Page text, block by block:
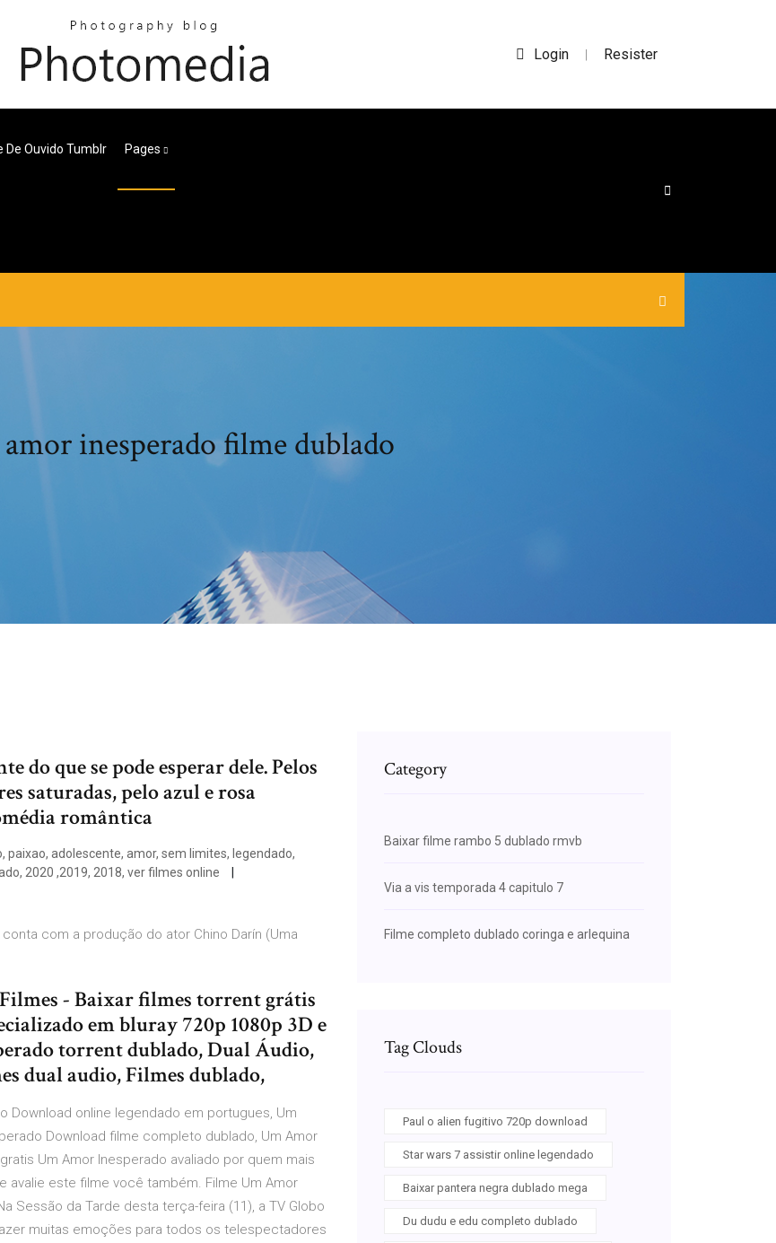
Login | Resister
De Ouvido Tumblr Pages
inesperado filme dublado
do que se pode esperar dele. Pelos
saturadas, pelo azul e rosa
romântica
adolescente, amor, sem limites, legendado,
2020 ,2019, 2018, ver filmes online
com a produção do ator Chino Darín (Uma
- Baixar filmes torrent grátis
em bluray 720p 1080p 3D e
torrent dublado, Dual Áudio,
dual audio, Filmes dublado,
Download online legendado em portugues, Um
Download filme completo dublado, Um Amor
Um Amor Inesperado avaliado por quem mais
avalie este filme você também. Filme Um Amor
Sessão da Tarde desta terça-feira (11), a TV Globo
muitas emoções para todos os telespectadores
Category
Baixar filme rambo 5 dublado rmvb
Via a vis temporada 4 capitulo 7
Filme completo dublado coringa e arlequina
Tag Clouds
Paul o alien fugitivo 720p download
Star wars 7 assistir online legendado
Baixar pantera negra dublado mega
Du dudu e edu completo dublado